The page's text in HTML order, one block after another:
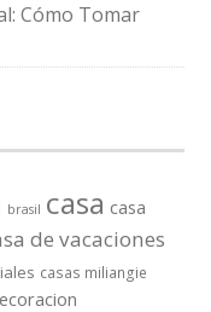
Cómo Tomar
brasil casa casa
de vacaciones
casas miliangie